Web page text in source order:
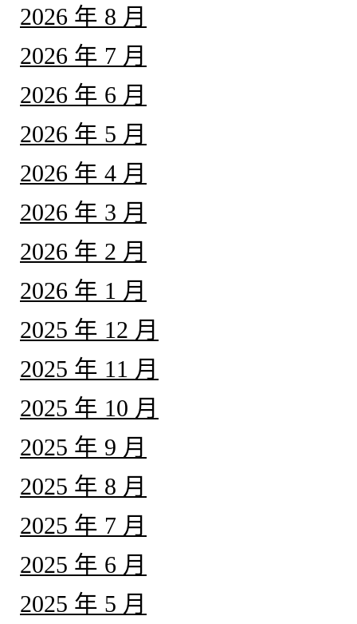
2026 年 8 月
2026 年 7 月
2026 年 6 月
2026 年 5 月
2026 年 4 月
2026 年 3 月
2026 年 2 月
2026 年 1 月
2025 年 12 月
2025 年 11 月
2025 年 10 月
2025 年 9 月
2025 年 8 月
2025 年 7 月
2025 年 6 月
2025 年 5 月